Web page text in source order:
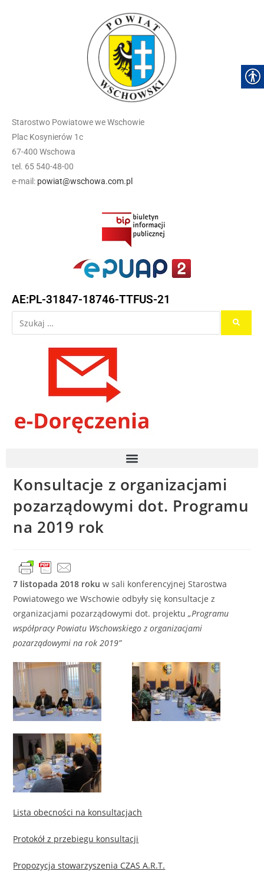
Starostwo Powiatowe we Wschowie
Plac Kosynierów 1c
67-400 Wschowa
tel. 65 540-48-00
e-mail: powiat@wschowa.com.pl
AE:PL-31847-18746-TTFUS-21
Konsultacje z organizacjami
pozarządowymi dot. Programu
na 2019 rok
7 listopada 2018 roku w sali konferencyjnej Starostwa
Powiatowego we Wschowie odbyły się konsultacje z
organizacjami pozarządowymi dot. projektu„Programu
współpracy Powiatu Wschowskiego z organizacjami
pozarządowymi na rok 2019”
Lista obecności na konsultacjach
Protokół z przebiegu konsultacji
Propozycja stowarzyszenia CZAS A.R.T.